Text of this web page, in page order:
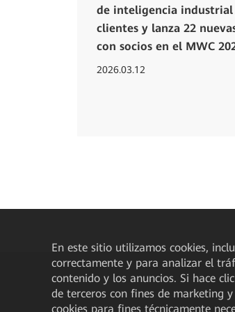
de inteligencia
clientes y lanza 22
con socios en el MWC
2026.03.12
En este sitio utilizamos cookies,
correctamente y para analizar el
contenido y los anuncios. Si hace
de terceros con fines de marketing
cookies para fines técnicamente